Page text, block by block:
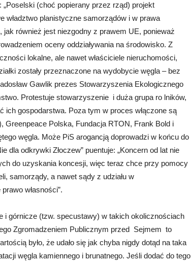
(choć popierany przez rząd) projekt
władztwo planistyczne samorządów i w prawa
jak również jest niezgodny z prawem UE, ponieważ
oceny oddziaływania na środowisko. Z
lokalne, ale nawet właściciele nieruchomości,
zostały przeznaczone na wydobycie węgla – bez
Gawlik prezes Stowarzyszenia Ekologicznego
Protestuje stowarzyszenie i duża grupa ro lników,
ich gospodarstwa. Poza tym w proces włączone są
Greenpeace Polska, Fundacja RTON, Frank Bold i
węgla. Może PiS arogancją doprowadzi w końcu do
dla odkrywki Złoczew” puentuje: „Koncern od lat nie
do uzyskania koncesji, więc teraz chce przy pomocy
samorządy, a nawet sądy z udziału w
własności”.
i górnicze (tzw. specustawy) w takich okolicznościach
Zgromadzeniem Publicznym przed Sejmem to
było, że udało się jak chyba nigdy dotąd na taka
węgla kamiennego i brunatnego. Jeśli dodać do tego